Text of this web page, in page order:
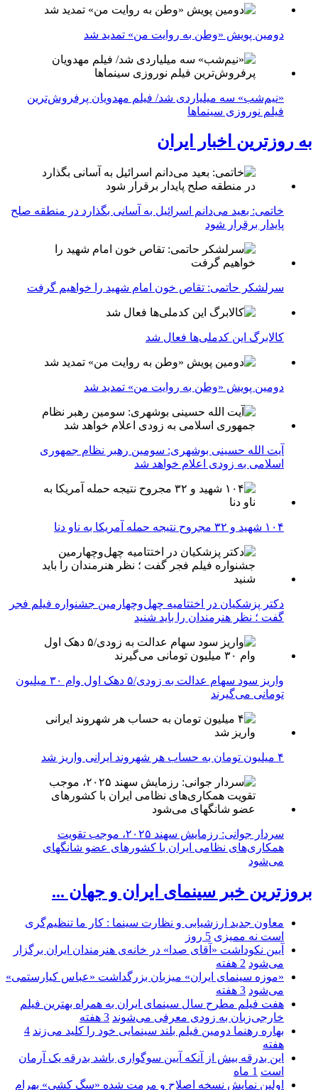
دومین پویش «وطن به روایت من» تمدید شد
«نیم‌شب» سه میلیاردی شد/ فیلم مهدویان پرفروش‌ترین
فیلم نوروزی سینماها
به روزترین اخبار ایران
خاتمی: بعید می‌دانم اسرائیل به آسانی بگذارد در منطقه صلح
پایدار برقرار شود
سرلشکر حاتمی: تقاص خون امام شهید را خواهیم گرفت
کالابرگ این کدملی‌ها فعال شد
دومین پویش «وطن به روایت من» تمدید شد
آیت الله حسینی بوشهری: سومین رهبر نظام جمهوری
اسلامی به زودی اعلام خواهد شد
۱۰۴ شهید و ۳۲ مجروح نتیجه حمله آمریکا به ناو دنا
دکتر پزشکیان در اختتامیه چهل‌وچهارمین جشنواره فیلم فجر
گفت ؛ نظر هنرمندان را باید شنید
واریز سود سهام عدالت به زودی/۵ دهک اول وام ۳۰ میلیون
تومانی می‌گیرند
۴ میلیون تومان به حساب هر شهروند ایرانی واریز شد
سردار جوانی: رزمایش سهند ۲۰۲۵، موجب تقویت
همکاری‌های نظامی ایران با کشور‌های عضو شانگهای
می‌شود
بروزترین خبر سینمای ایران و جهان ...
معاون جدید ارزشیابی و نظارت سینما : کار ما تنظیم‌گری
است نه ممیزی 5 روز
آیین نکوداشت «آقای صدا» در خانه‌ی هنرمندان ایران برگزار
می‌شود 2 هفته
«موزه سینمای ایران» میزبان بزرگداشت «عباس کیارستمی»
می‌شود 3 هفته
هفت فیلم مطرح سال سینمای ایران به همراه بهترین فیلم
خارجی‌زبان به زودی معرفی می‌شوند 3 هفته
بهاره رهنما دومین فیلم بلند سینمایی خود را کلید می‌زند 4
هفته
این بدرقه بیش از آنکه آیین سوگواری باشد بدرقه یک آرمان
است 1 ماه
اولین نمایش نسخه اصلاح و مرمت شده «سگ کشی» بهرام